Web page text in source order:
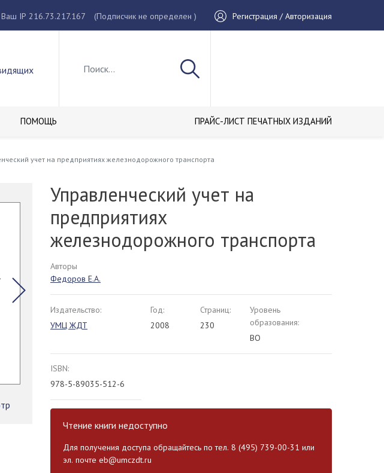
Ваш IP 216.73.217.167 (Подписчик не определен ) Регистрация / Авторизация
ПОМОЩЬ ПРАЙС-ЛИСТ ПЕЧАТНЫХ ИЗДАНИЙ
учет на предприятиях железнодорожного транспорта
Управленческий учет на
предприятиях
железнодорожного транспорта
Авторы
Федоров Е.А.
Издательство:
УМЦ ЖДТ
Год:
2008
Страниц:
230
Уровень
образования:
ВО
ISBN:
978-5-89035-512-6
Чтение книги недоступно
Для получения доступа обращайтесь по тел. 8 (495) 739-00-31 или
эл. почте eb@umczdt.ru